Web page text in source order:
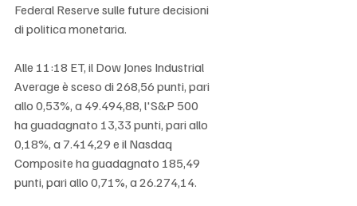
Federal Reserve sulle future decisioni
di politica monetaria.
Alle 11:18 ET, il Dow Jones Industrial
Average è sceso di 268,56 punti, pari
allo 0,53%, a 49.494,88, l'S&P 500
ha guadagnato 13,33 punti, pari allo
0,18%, a 7.414,29 e il Nasdaq
Composite ha guadagnato 185,49
punti, pari allo 0,71%, a 26.274,14.